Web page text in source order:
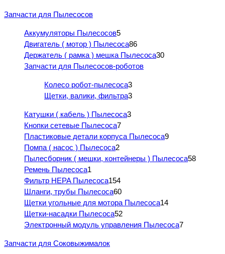
Запчасти для Пылесосов
Аккумуляторы Пылесосов5
Двигатель ( мотор ) Пылесоса86
Держатель ( рамка ) мешка Пылесоса30
Запчасти для Пылесосов-роботов
Колесо робот-пылесоса3
Щетки, валики, фильтра3
Катушки ( кабель ) Пылесоса3
Кнопки сетевые Пылесоса7
Пластиковые детали корпуса Пылесоса9
Помпа ( насос ) Пылесоса2
Пылесборник ( мешки, контейнеры ) Пылесоса58
Ремень Пылесоса1
Фильтр HEPA Пылесоса154
Шланги, трубы Пылесоса60
Щетки угольные для мотора Пылесоса14
Щетки-насадки Пылесоса52
Электронный модуль управления Пылесоса7
Запчасти для Соковыжималок